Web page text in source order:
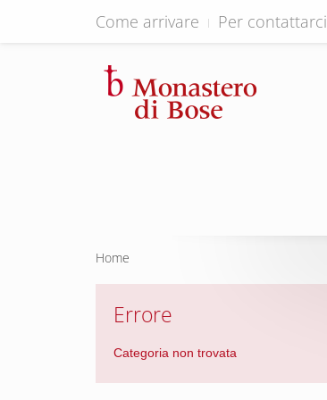
Come arrivare Per contattarci
Home
Errore
Categoria non trovata